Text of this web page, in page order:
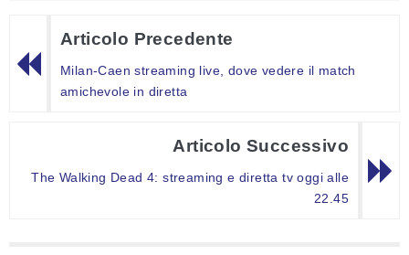
Articolo Precedente
Milan-Caen streaming live, dove vedere il match
amichevole in diretta
Articolo Successivo
The Walking Dead 4: streaming e diretta tv oggi alle
22.45